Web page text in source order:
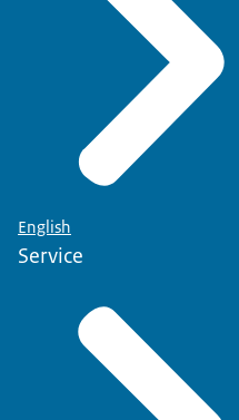
English
Service